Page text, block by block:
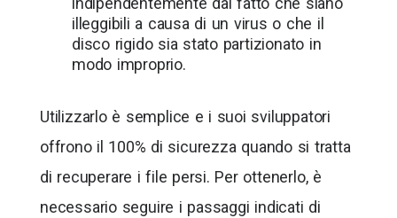
illeggibili a causa di un virus o che il
disco rigido sia stato partizionato in
modo improprio.
Utilizzarlo è semplice e i suoi sviluppatori
offrono il 100% di sicurezza quando si tratta
di recuperare i file persi. Per ottenerlo, è
necessario seguire i passaggi indicati di